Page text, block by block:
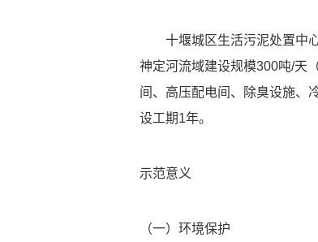
十堰城区生活污泥处置中
神定河流域建设规模300吨/天
间、高压配电间、除臭设施、
设工期1年。
示范意义
（一）环境保护